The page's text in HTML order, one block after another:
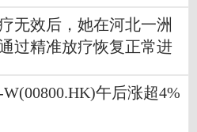
无效后，她在河北一洲
过精准放疗恢复正常进
午后涨超4%